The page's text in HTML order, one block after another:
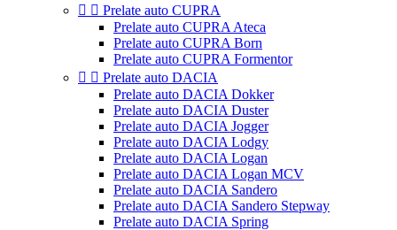
  Prelate auto CUPRA
Prelate auto CUPRA Ateca
Prelate auto CUPRA Born
Prelate auto CUPRA Formentor
  Prelate auto DACIA
Prelate auto DACIA Dokker
Prelate auto DACIA Duster
Prelate auto DACIA Jogger
Prelate auto DACIA Lodgy
Prelate auto DACIA Logan
Prelate auto DACIA Logan MCV
Prelate auto DACIA Sandero
Prelate auto DACIA Sandero Stepway
Prelate auto DACIA Spring